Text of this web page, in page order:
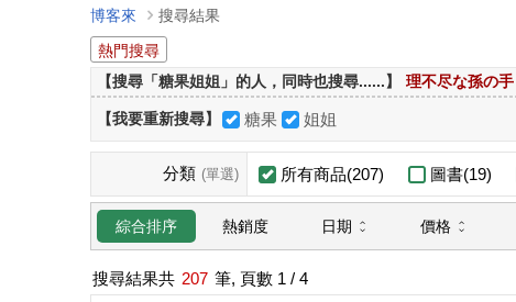
博客來
搜尋結果
熱門搜尋
【搜尋「糖果姐姐」的人，同時也搜尋......】
理不尽な孫の手
【我要重新搜尋】 糖果 姐姐
分類 (單選) 所有商品(207) 圖書(19)
綜合排序 熱銷度 日期 價格
搜尋結果共 207 筆, 頁數 1 / 4